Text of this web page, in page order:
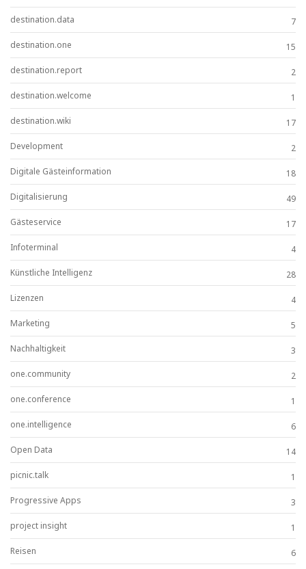
destination.data
7
destination.one
15
destination.report
2
destination.welcome
1
destination.wiki
17
Development
2
Digitale Gästeinformation
18
Digitalisierung
49
Gästeservice
17
Infoterminal
4
Künstliche Intelligenz
28
Lizenzen
4
Marketing
5
Nachhaltigkeit
3
one.community
2
one.conference
1
one.intelligence
6
Open Data
14
picnic.talk
1
Progressive Apps
3
project insight
1
Reisen
6